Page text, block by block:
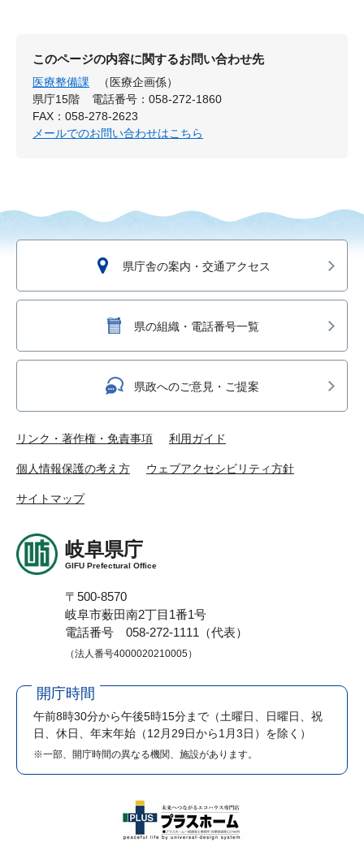
このページの内容に関するお問い合わせ先
医療整備課
（医療企画係）
県庁15階
電話番号：058-272-1860
FAX：058-278-2623
メールでのお問い合わせはこちら
県庁舎の案内・交通アクセス
県の組織・電話番号一覧
県政へのご意見・ご提案
リンク・著作権・免責事項 利用ガイド
個人情報保護の考え方 ウェブアクセシビリティ方針
サイトマップ
岐阜県庁
GIFU Prefectural Office
〒500-8570
岐阜市薮田南2丁目1番1号
電話番号 058-272-1111（代表）
（法人番号4000020210005）
開庁時間
午前8時30分から午後5時15分まで （土曜日、日曜日、祝
日、休日、年末年始（12月29日から1月3日）を除く）
※一部、開庁時間の異なる機関、施設があります。